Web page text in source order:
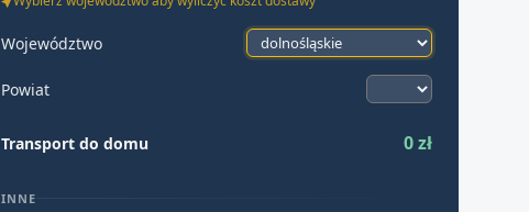
Województwo
Powiat
Transport do domu 0 zł
INNE